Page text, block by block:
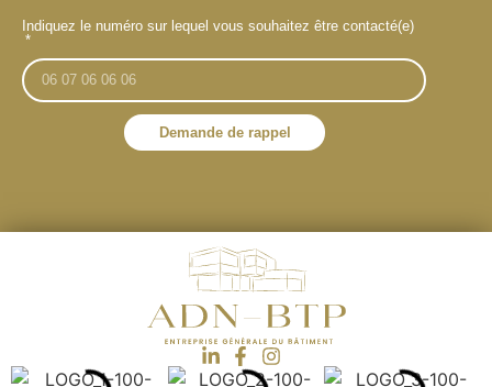
Indiquez le numéro sur lequel vous souhaitez être contacté(e)
Demande de rappel